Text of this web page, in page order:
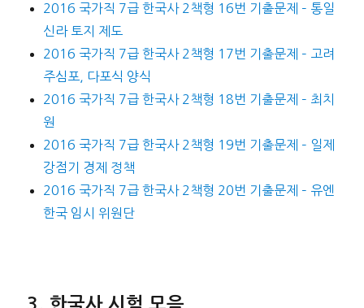
2016 국가직 7급 한국사 2책형 16번 기출문제 – 통일
신라 토지 제도
2016 국가직 7급 한국사 2책형 17번 기출문제 – 고려
주심포, 다포식 양식
2016 국가직 7급 한국사 2책형 18번 기출문제 – 최치
원
2016 국가직 7급 한국사 2책형 19번 기출문제 – 일제
강점기 경제 정책
2016 국가직 7급 한국사 2책형 20번 기출문제 – 유엔
한국 임시 위원단
한국사 시험 모음